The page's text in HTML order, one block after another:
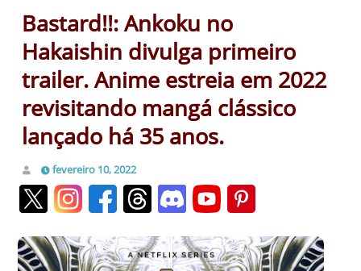
Bastard!!: Ankoku no
Hakaishin divulga primeiro
trailer. Anime estreia em 2022
revisitando mangá clássico
lançado há 35 anos.
fevereiro 10, 2022